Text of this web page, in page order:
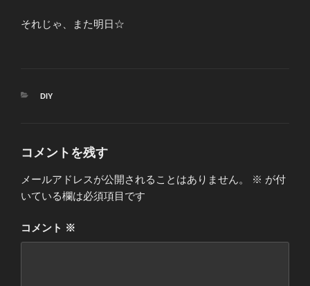
それじゃ、また明日☆
カ
DIY
コメントを残す
メールアドレスが公開されることはありません。 ※ が付
いている欄は必須項目です
コメント ※